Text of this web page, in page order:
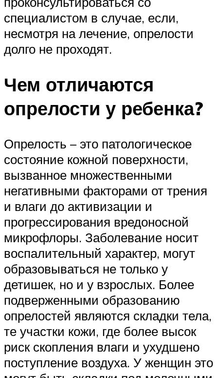
специалистом в случае, если,
несмотря на лечение, опрелости
долго не проходят.
Чем отличаются
опрелости у ребенка?
Опрелость – это патологическое
состояние кожной поверхности,
вызванное множественными
негативными факторами от трения
и влаги до активизации и
прогрессирования вредоносной
микрофлоры. Заболевание носит
воспалительный характер, могут
образовываться не только у
детишек, но и у взрослых. Более
подверженными образованию
опрелостей являются складки тела,
те участки кожи, где более высок
риск скопления влаги и ухудшено
поступление воздуха. У женщин это